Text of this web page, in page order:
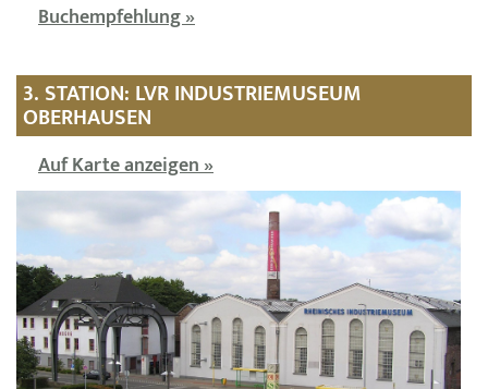
Buchempfehlung »
3. STATION: LVR INDUSTRIEMUSEUM
OBERHAUSEN
Auf Karte anzeigen »